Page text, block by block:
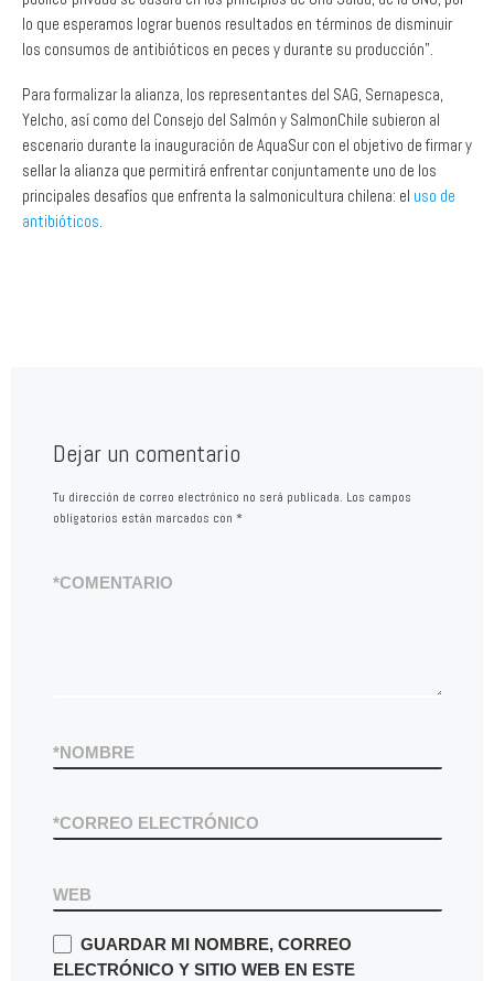
lo que esperamos lograr buenos resultados en términos de disminuir
los consumos de antibióticos en peces y durante su producción”.
Para formalizar la alianza, los representantes del SAG, Sernapesca,
Yelcho, así como del Consejo del Salmón y SalmonChile subieron al
escenario durante la inauguración de AquaSur con el objetivo de firmar y
sellar la alianza que permitirá enfrentar conjuntamente uno de los
principales desafíos que enfrenta la salmonicultura chilena: el uso de
antibióticos.
Dejar un comentario
Tu dirección de correo electrónico no será publicada. Los campos
obligatorios están marcados con *
COMENTARIO
*
NOMBRE
*
CORREO ELECTRÓNICO
*
WEB
GUARDAR MI NOMBRE, CORREO
ELECTRÓNICO Y SITIO WEB EN ESTE